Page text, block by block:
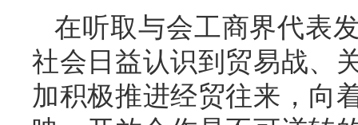
在听取与会工商界代表
社会日益认识到贸易战、
加积极推进经贸往来，向